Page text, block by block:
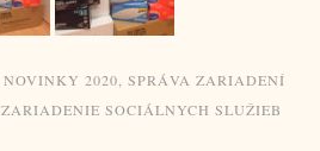
NOVINKY 2020 SPRÁVA ZARIADENÍ
ZARIADENIE SOCIÁLNYCH SLUŽIEB